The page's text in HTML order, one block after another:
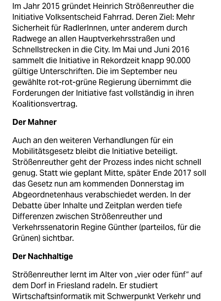
Im Jahr 2015 gründet Heinrich Strößenreuther die
Initiative Volks­entscheid Fahrrad. Deren Ziel: Mehr
Sicherheit für RadlerInnen, unter anderem durch
Radwege an allen Hauptverkehrsstraßen und
Schnellstrecken in die City. Im Mai und Juni 2016
sammelt die Initiative in Rekordzeit knapp 90.000
gültige Unterschriften. Die im September neu
gewählte rot-rot-grüne Regierung übernimmt die
Forderungen der Initiative fast vollständig in ihren
Koalitionsvertrag.
Der Mahner
Auch an den weiteren Verhandlungen für ein
Mobilitätsgesetz bleibt die Initiative beteiligt.
Strößenreuther geht der Prozess indes nicht schnell
genug. Statt wie geplant Mitte, später Ende 2017 soll
das Gesetz nun am kommenden Donnerstag im
Abgeordnetenhaus verabschiedet werden. In der
Debatte über Inhalte und Zeitplan werden tiefe
Differenzen zwischen Strößenreuther und
Verkehrssenatorin Regine Günther (parteilos, für die
Grünen) sichtbar.
Der Nachhaltige
Strößenreuther lernt im Alter von „vier oder fünf“ auf
dem Dorf in Friesland radeln. Er studiert
Wirtschaftsinfor­matik mit Schwerpunkt Verkehr und